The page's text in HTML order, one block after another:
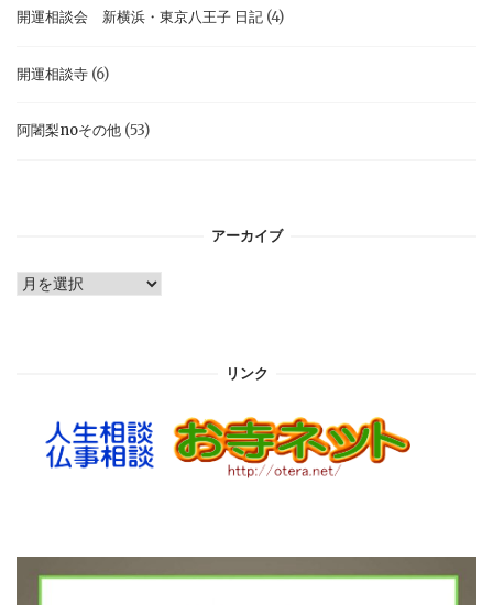
開運相談会 新横浜・東京八王子 日記 (4)
開運相談寺 (6)
阿闍梨noその他 (53)
アーカイブ
ア
リンク